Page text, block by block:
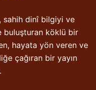
sahih dinî bilgiyi ve
buluşturan köklü bir
hayata yön veren ve
çağıran bir yayın